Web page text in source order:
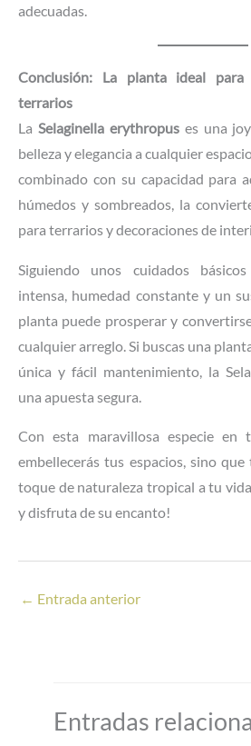
adecuadas.
Conclusión: La planta ideal
terrarios
La Selaginella erythropuses una
belleza y elegancia a cualquier
combinado con su capacidad para
húmedos y sombreados, la
para terrarios y decoraciones de
Siguiendo unos cuidados
intensa, humedad constante y un
planta puede prosperar y
cualquier arreglo. Si buscas una
única y fácil mantenimiento, la
una apuesta segura.
Con esta maravillosa especie en
embellecerás tus espacios, sino
toque de naturaleza tropical a tu
y disfruta de su encanto!
← Entrada anterior
Entradas